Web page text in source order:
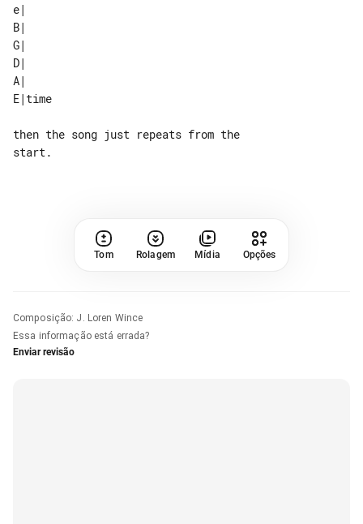
e|
B|
G|
D|
A|
then the song just repeats from the
start.
Tom Rolagem Mídia Opções
Composição: J. Loren Wince
Essa informação está errada?
Enviar revisão